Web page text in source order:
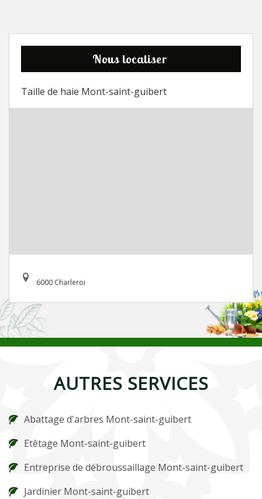
Nous localiser
Taille de haie Mont-saint-guibert
6000 Charleroi
AUTRES SERVICES
Abattage d'arbres Mont-saint-guibert
Etêtage Mont-saint-guibert
Entreprise de débroussaillage Mont-saint-guibert
Jardinier Mont-saint-guibert